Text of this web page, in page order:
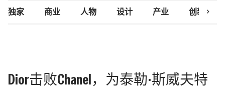
独家 商业 人物 设计 产业 创新研究
chevron_right
Dior击败Chanel，为泰勒·斯威夫特